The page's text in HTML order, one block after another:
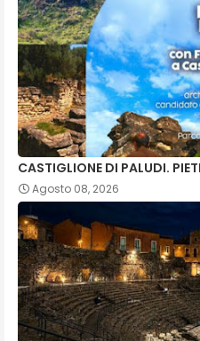
CASTIGLIONE DI PALUDI.
Agosto 08, 2026